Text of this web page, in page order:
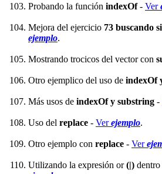
Probando la función indexOf- Ver
Mejora del ejercicio 73 buscando
ejemplo.
Mostrando trocicos del vector con
Otro ejemplico del uso de indexOf
Más usos de indexOf y substring -
Uso del replace - Verejemplo.
Otro ejemplo con replace - Ver
Utilizando la expresión or(|) dentro